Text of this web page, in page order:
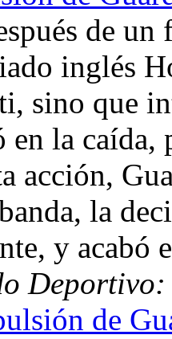
de
inglés
sino que
la caída,
acción,
la
y
Deportivo:
de